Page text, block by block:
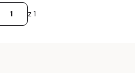
z 1